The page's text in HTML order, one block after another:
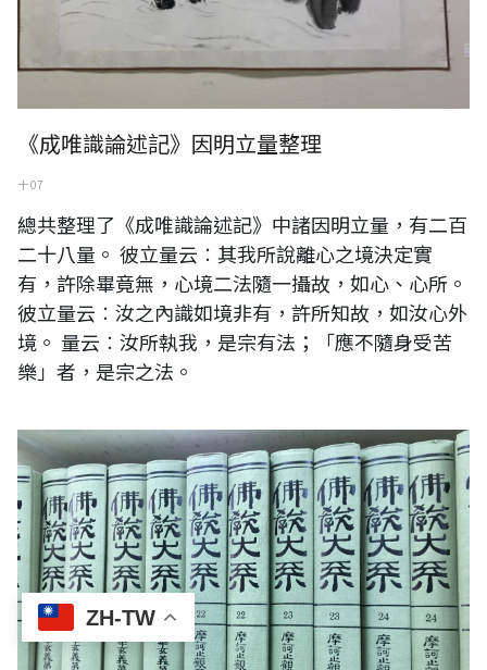
ZH-TW
《成唯識論述記》因明立量整理
十 07
總共整理了《成唯識論述記》中諸因明立量，有二百
二十八量。 彼立量云︰其我所說離心之境決定實
有，許除畢竟無，心境二法隨一攝故，如心、心所。
彼立量云︰汝之內識如境非有，許所知故，如汝心外
境。 量云︰汝所執我，是宗有法；「應不隨身受苦
樂」者，是宗之法。
漢語佛典PDF電子書釋出